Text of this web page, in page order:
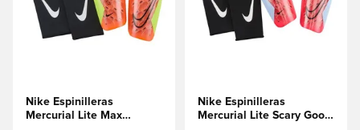
Nike Espinilleras
Mercurial Lite Max
Nike Espinilleras
Mercurial Lite Scary Good